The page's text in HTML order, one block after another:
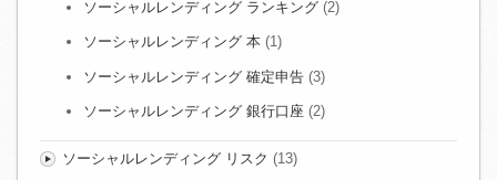
ソーシャルレンディング ランキング (2)
ソーシャルレンディング 本 (1)
ソーシャルレンディング 確定申告 (3)
ソーシャルレンディング 銀行口座 (2)
ソーシャルレンディング リスク (13)